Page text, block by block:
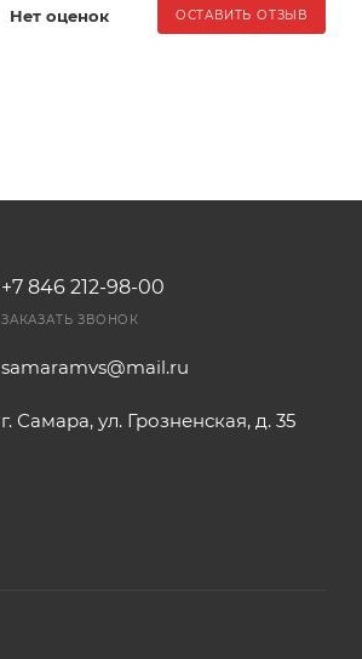
Нет оценок ОСТАВИТЬ ОТЗЫВ
+7 846 212-98-00
ЗАКАЗАТЬ ЗВОНОК
samaramvs@mail.ru
г. Самара, ул. Грозненская, д. 35